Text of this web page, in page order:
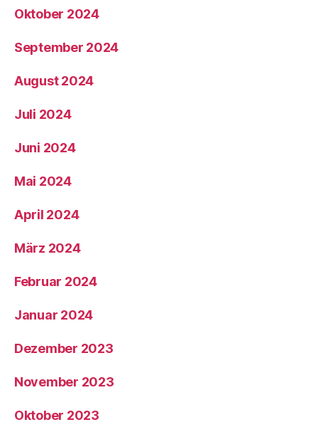
Oktober 2024
September 2024
August 2024
Juli 2024
Juni 2024
Mai 2024
April 2024
März 2024
Februar 2024
Januar 2024
Dezember 2023
November 2023
Oktober 2023